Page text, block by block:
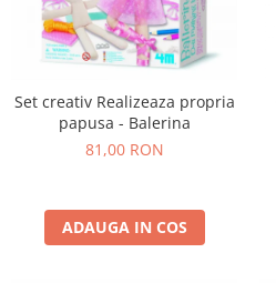
Set creativ Realizeaza propria
papusa - Balerina
81,00 RON
ADAUGA IN COS